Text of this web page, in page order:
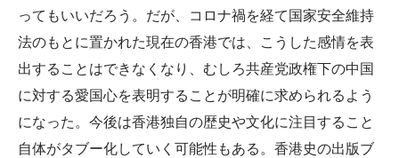
ってもいいだろう。だが、コロナ禍を経て国家安全維持
法のもとに置かれた現在の香港では、こうした感情を表
出することはできなくなり、むしろ共産党政権下の中国
に対する愛国心を表明することが明確に求められるよう
になった。今後は香港独自の歴史や文化に注目すること
自体がタブー化していく可能性もある。香港史の出版ブ